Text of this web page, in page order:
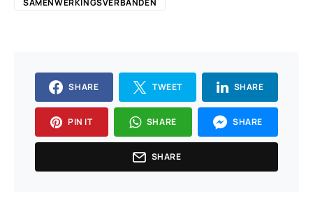
SAMENWERKINGSVERBANDEN
SHARE TWEET SHARE
PIN IT SHARE SHARE
SHARE